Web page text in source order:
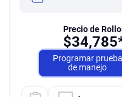
Precio de
$
Programar prueba
de manejo